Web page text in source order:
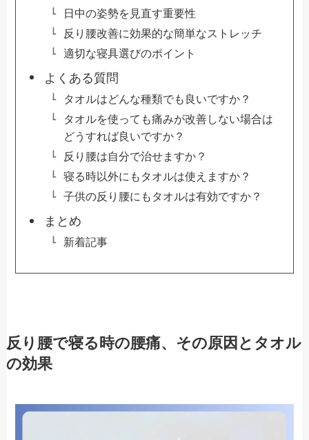
日中の姿勢を見直す重要性
反り腰改善に効果的な簡単なストレッチ
適切な寝具選びのポイント
よくある質問
タオルはどんな種類でも良いですか？
タオルを使っても痛みが改善しない場合は
どうすれば良いですか？
反り腰は自分で治せますか？
寝る時以外にもタオルは使えますか？
子供の反り腰にもタオルは有効ですか？
まとめ
新着記事
反り腰で寝る時の腰痛、その原因とタオル
の効果